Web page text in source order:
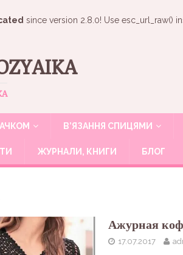
since version 2.8.0! Use esc_url_raw()
В’ЯЗАННЯ СПИЦЯМИ
ЖУРНАЛИ, КНИГИ БЛОГ
Ажурная
17.07.2017